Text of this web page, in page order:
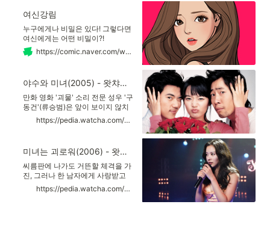
여신강림
누구에게나 비밀은 있다! 그렇다면
여신에게는 어떤 비밀이?!
https://comic.naver.com/webtoon/list.nhn?titleId=703846
야수와 미녀(2005) - 왓챠피디아
만화 영화 '괴물' 소리 전문 성우 '구
동건'(류승범)은 앞이 보이지 않치
만 세상 그 누구보다 예쁘고 착한
애인 '장해주'(신민아)가 있다. 해주
을 궁금해하는 해주에게 이마에 큰
흉터가 있는 험악한 인상 대신 얼떨
결에 고교 동창 킹카 였던 '탁준
하'의 외모인양 자신을 설명한다.
거짓말의 행복함도 잠시...
https://pedia.watcha.com/ko-KR/contents/m1Wwe3d
미녀는 괴로워(2006) - 왓챠피디아
씨름판에 나가도 거뜬할 체격을 가
진, 그러나 한 남자에게 사랑받고
싶은 여린 마음의 한나(김아중). 신
이 그녀에게 허락한 유일한 선물인
https://pedia.watcha.com/ko-KR/contents/m5aVQDW